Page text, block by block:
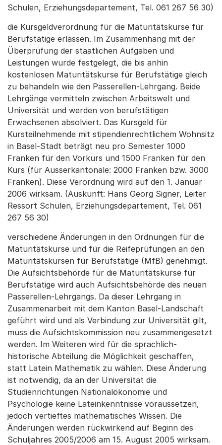
Schulen, Erziehungsdepartement, Tel. 061 267 56 30)
die Kursgeldverordnung für die Maturitätskurse für
Berufstätige erlassen. Im Zusammenhang mit der
Überprüfung der staatlichen Aufgaben und
Leistungen wurde festgelegt, die bis anhin
kostenlosen Maturitätskurse für Berufstätige gleich
zu behandeln wie den Passerellen-Lehrgang. Beide
Lehrgänge vermitteln zwischen Arbeitswelt und
Universität und werden von berufstätigen
Erwachsenen absolviert. Das Kursgeld für
Kursteilnehmende mit stipendienrechtlichem Wohnsitz
in Basel-Stadt beträgt neu pro Semester 1000
Franken für den Vorkurs und 1500 Franken für den
Kurs (für Ausserkantonale: 2000 Franken bzw. 3000
Franken). Diese Verordnung wird auf den 1. Januar
2006 wirksam. (Auskunft: Hans Georg Signer, Leiter
Ressort Schulen, Erziehungsdepartement, Tel. 061
267 56 30)
verschiedene Änderungen in den Ordnungen für die
Maturitätskurse und für die Reifeprüfungen an den
Maturitätskursen für Berufstätige (MfB) genehmigt.
Die Aufsichtsbehörde für die Maturitätskurse für
Berufstätige wird auch Aufsichtsbehörde des neuen
Passerellen-Lehrgangs. Da dieser Lehrgang in
Zusammenarbeit mit dem Kanton Basel-Landschaft
geführt wird und als Verbindung zur Universität gilt,
muss die Aufsichtskommission neu zusammengesetzt
werden. Im Weiteren wird für die sprachlich-
historische Abteilung die Möglichkeit geschaffen,
statt Latein Mathematik zu wählen. Diese Änderung
ist notwendig, da an der Universität die
Studienrichtungen Nationalökonomie und
Psychologie keine Lateinkenntnisse voraussetzen,
jedoch vertieftes mathematisches Wissen. Die
Änderungen werden rückwirkend auf Beginn des
Schuljahres 2005/2006 am 15. August 2005 wirksam.